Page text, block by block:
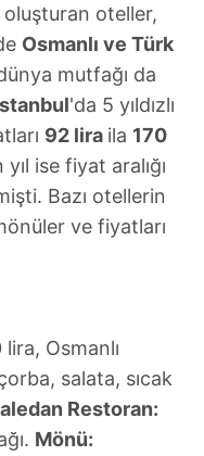
oteller,
Osmanlı ve Türk
mutfağı da
'da 5 yıldızlı
92 lira ila 170
ise fiyat aralığı
Bazı otellerin
ve fiyatları
lira, Osmanlı
salata, sıcak
Restoran:
Mönü: